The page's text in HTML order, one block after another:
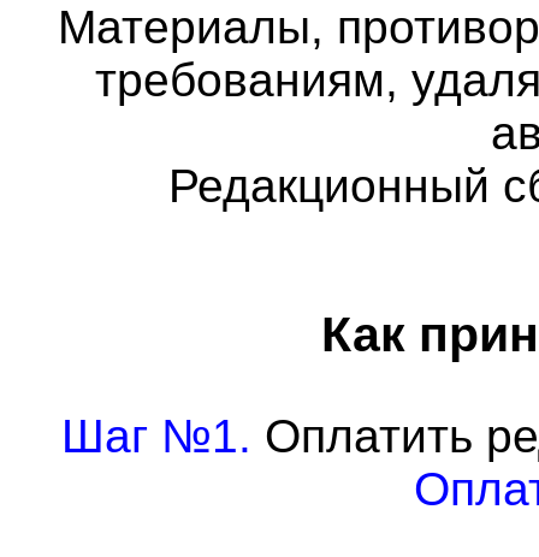
Материалы,
требованиям,
Редакционный
Как
Шаг №1. Оплатить